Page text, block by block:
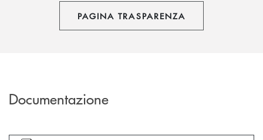
PAGINA TRASPARENZA
Documentazione